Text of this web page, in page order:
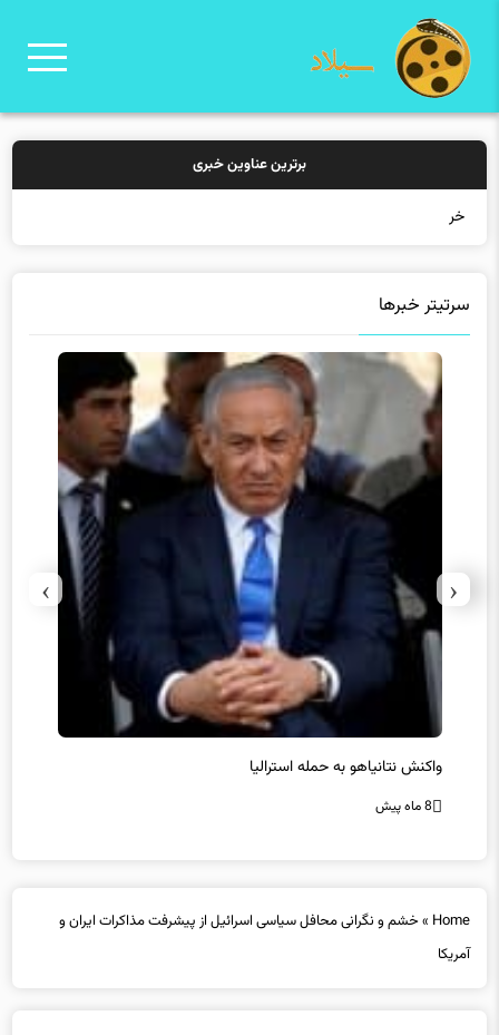
برترین عناوین خبری
خرید بیمه:
سرتیتر خبرها
واکنش نتانیاهو به حمله استرالیا
8 ماه پیش
‹
›
Home
»خشم و نگرانی محافل سیاسی اسرائیل از پیشرفت مذاکرات ایران و
آمریکا